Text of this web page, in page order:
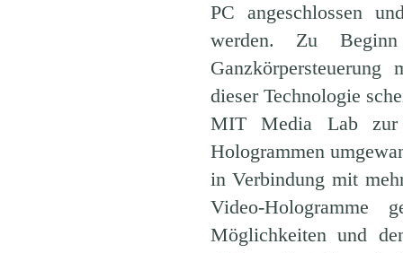
PC angeschlossen
werden. Zu
dieser Technologie
MIT Media Lab zur
Hologrammen
in Verbindung mit
Video-
Möglichkeiten und